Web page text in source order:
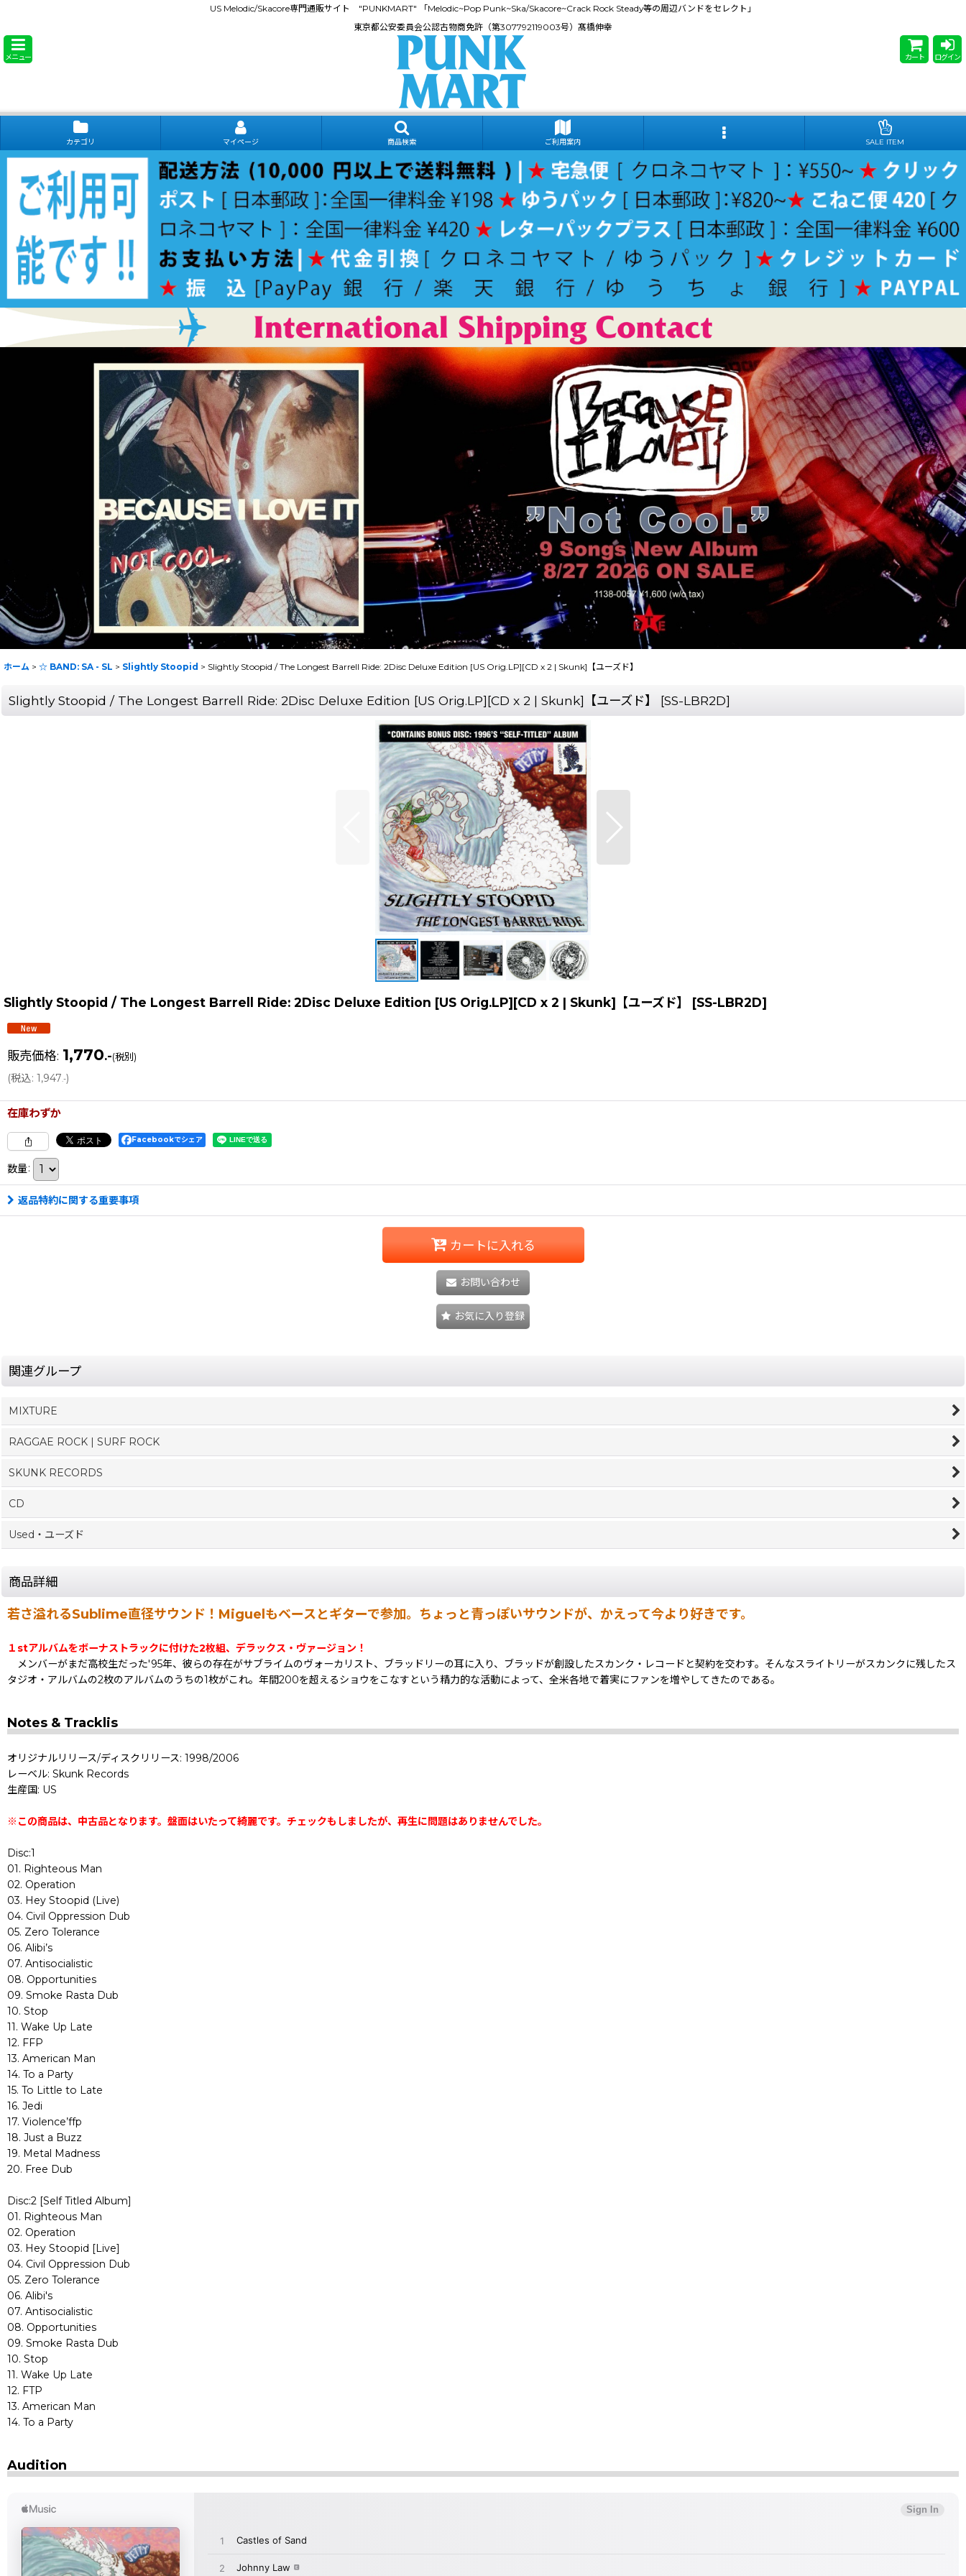
US Melodic/Skacore専門通販サイト "PUNKMART" 「Melodic~Pop Punk~Ska/Skacore~Crack Rock Steady等の周辺バンドをセレクト」
東京都公安委員会公認古物商免許（第307792119003号）髙橋伸幸
メニュー カート ログイン
カテゴリ マイページ 商品検索 ご利用案内 SALE ITEM
ホーム > ☆ BAND: SA - SL > Slightly Stoopid > Slightly Stoopid / The Longest Barrell Ride: 2Disc Deluxe Edition [US Orig.LP][CD x 2 | Skunk]【ユーズド】
Slightly Stoopid / The Longest Barrell Ride: 2Disc Deluxe Edition [US Orig.LP][CD x 2 | Skunk]【ユーズド】 [SS-LBR2D]
Slightly Stoopid / The Longest Barrell Ride: 2Disc Deluxe Edition [US Orig.LP][CD x 2 | Skunk]【ユーズド】 [SS-LBR2D]
販売価格: 1,770.-(税別)
(税込: 1,947.-)
在庫わずか
Facebookでシェア
数量:
返品特約に関する重要事項
カートに入れる
お問い合わせ
お気に入り登録
関連グループ
MIXTURE
RAGGAE ROCK | SURF ROCK
SKUNK RECORDS
CD
Used・ユーズド
商品詳細
若さ溢れるSublime直径サウンド！Miguelもベースとギターで参加。ちょっと青っぽいサウンドが、かえって今より好きです。
１stアルバムをボーナストラックに付けた2枚組、デラックス・ヴァージョン！
メンバーがまだ高校生だった'95年、彼らの存在がサブライムのヴォーカリスト、ブラッドリーの耳に入り、ブラッドが創設したスカンク・レコードと契約を交わす。そんなスライトリーがスカンクに残したス
タジオ・アルバムの2枚のアルバムのうちの1枚がこれ。年間200を超えるショウをこなすという精力的な活動によって、全米各地で着実にファンを増やしてきたのである。
Notes & Tracklis
オリジナルリリース/ディスクリリース: 1998/2006
レーベル: Skunk Records
生産国: US
※この商品は、中古品となります。盤面はいたって綺麗です。チェックもしましたが、再生に問題はありませんでした。
Disc:1
01. Righteous Man
02. Operation
03. Hey Stoopid (Live)
04. Civil Oppression Dub
05. Zero Tolerance
06. Alibi’s
07. Antisocialistic
08. Opportunities
09. Smoke Rasta Dub
10. Stop
11. Wake Up Late
12. FFP
13. American Man
14. To a Party
15. To Little to Late
16. Jedi
17. Violence’ffp
18. Just a Buzz
19. Metal Madness
20. Free Dub
Disc:2 [Self Titled Album]
01. Righteous Man
02. Operation
03. Hey Stoopid [Live]
04. Civil Oppression Dub
05. Zero Tolerance
06. Alibi's
07. Antisocialistic
08. Opportunities
09. Smoke Rasta Dub
10. Stop
11. Wake Up Late
12. FTP
13. American Man
14. To a Party
Audition